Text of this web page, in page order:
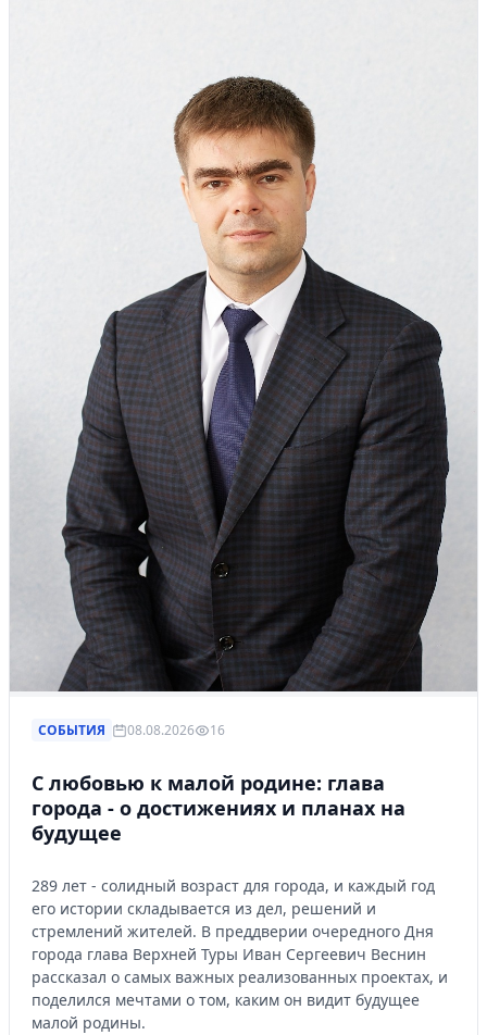
СОБЫТИЯ 08.08.2026 16
С любовью к малой родине: глава
города - о достижениях и планах на
будущее
289 лет - солидный возраст для города, и каждый год
его истории складывается из дел, решений и
стремлений жителей. В преддверии очередного Дня
города глава Верхней Туры Иван Сергеевич Веснин
рассказал о самых важных реализованных проектах, и
поделился мечтами о том, каким он видит будущее
малой родины.